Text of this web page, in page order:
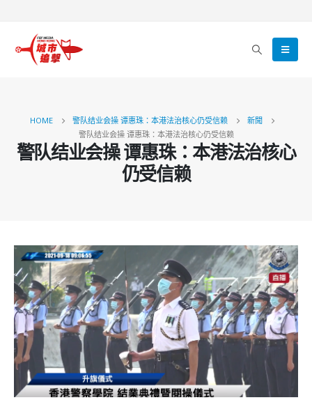
HOME 警队结业会操 谭惠珠：本港法治核心仍受信赖
新聞
警队结业会操 谭惠珠：本港法治核心仍受信赖
警队结业会操 谭惠珠：本港法治核心
仍受信赖